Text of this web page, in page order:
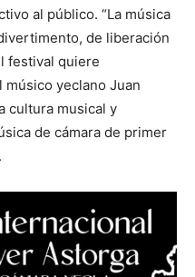
al público. “La música
de liberación
festival quiere
yeclano Juan
cultura musical y
de cámara de primer